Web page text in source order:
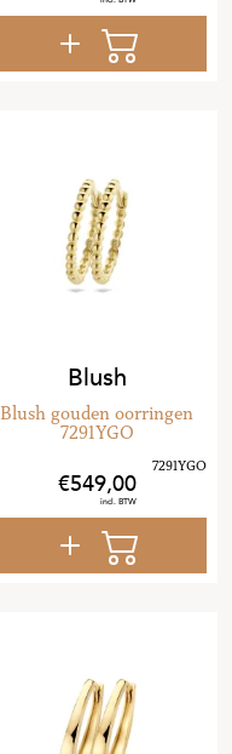
Blush
Blush gouden oorringen
7291YGO
549,00